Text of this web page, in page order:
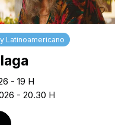
Latinoamericano
- 19 H
- 20.30 H